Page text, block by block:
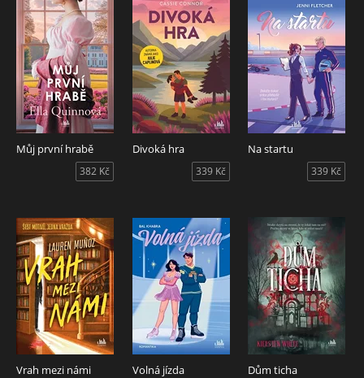
Můj první hrabě
382 Kč
Divoká hra
339 Kč
Na startu
339 Kč
Vrah mezi námi Volná jízda Dům ticha